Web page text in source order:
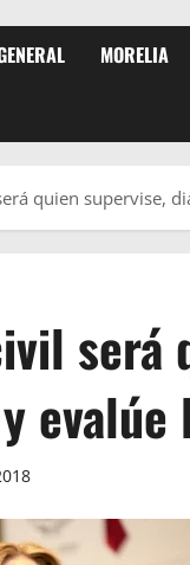
MORELIA
quien supervise,
será